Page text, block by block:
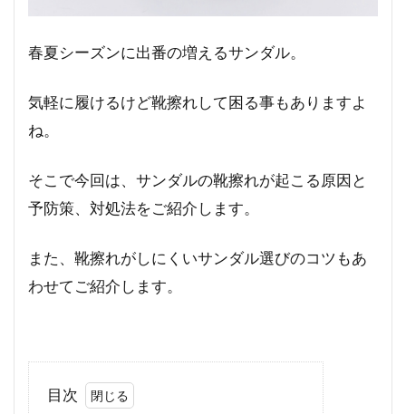
春夏シーズンに出番の増えるサンダル。
気軽に履けるけど靴擦れして困る事もありますよ
ね。
そこで今回は、サンダルの靴擦れが起こる原因と
予防策、対処法をご紹介します。
また、靴擦れがしにくいサンダル選びのコツもあ
わせてご紹介します。
目次